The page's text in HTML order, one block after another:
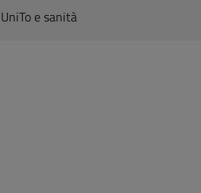
UniTo e sanità